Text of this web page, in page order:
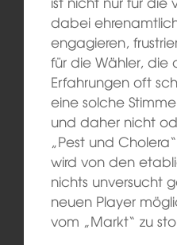
dabei
engagieren,
für die Wähler, die
Erfahrungen oft
eine solche
und daher nicht
„Pest und
wird von den
nichts unversucht
neuen Player
vom „Markt“ zu